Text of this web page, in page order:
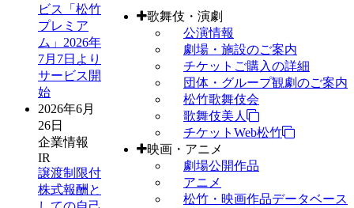
歌舞伎・演劇
公演情報
劇場・施設のご案内
チケットご購入の詳細
団体・グループ観劇のご案内
松竹歌舞伎会
歌舞伎美人
チケットWeb松竹
映画・アニメ
劇場公開作品
アニメ
松竹・映画作品データベース
ビス「松竹
プレミア
ム」2026年
7月7日より
サービス開
始
2026年6月
26日
企業情報
IR
譲渡制限付
株式報酬と